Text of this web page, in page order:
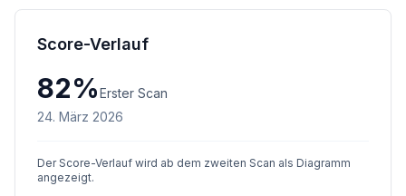
Score-Verlauf
82%Erster Scan
24. März 2026
Der Score-Verlauf wird ab dem zweiten Scan als Diagramm
angezeigt.